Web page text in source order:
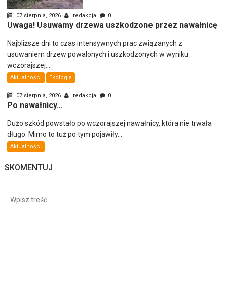
07 sierpnia, 2026 redakcja 0
Uwaga! Usuwamy drzewa uszkodzone przez nawałnicę
Najbliższe dni to czas intensywnych prac związanych z
usuwaniem drzew powalonych i uszkodzonych w wyniku
wczorajszej...
Aktualności Ekologia
07 sierpnia, 2026 redakcja 0
Po nawałnicy…
Dużo szkód powstało po wczorajszej nawałnicy, która nie trwała
długo. Mimo to tuż po tym pojawiły...
Aktualności
SKOMENTUJ